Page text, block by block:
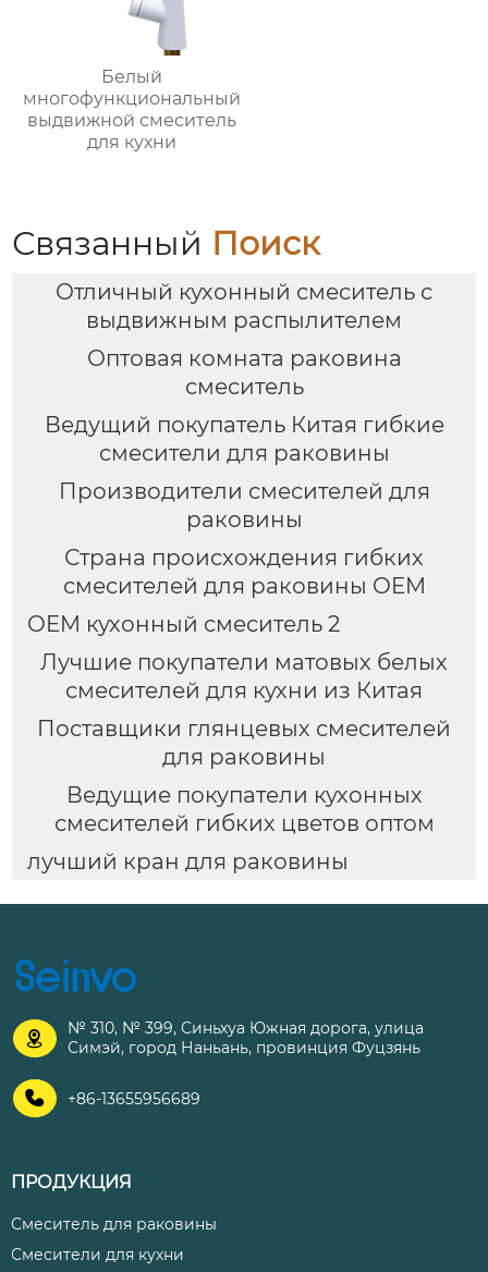
Белый
многофункциональный
выдвижной смеситель
для кухни
Связанный Поиск
Отличный кухонный смеситель с
выдвижным распылителем
Оптовая комната раковина
смеситель
Ведущий покупатель Китая гибкие
смесители для раковины
Производители смесителей для
раковины
Страна происхождения гибких
смесителей для раковины OEM
OEM кухонный смеситель 2
Лучшие покупатели матовых белых
смесителей для кухни из Китая
Поставщики глянцевых смесителей
для раковины
Ведущие покупатели кухонных
смесителей гибких цветов оптом
лучший кран для раковины

№ 310, № 399, Синьхуа Южная дорога, улица
Симэй, город Наньань, провинция Фуцзянь
 +86-13655956689
ПРОДУКЦИЯ
Смеситель для раковины
Смесители для кухни